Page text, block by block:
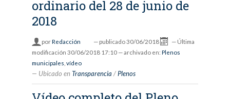
ordinario del 28 de junio de
2018
porRedacción — publicado30/06/2018 — Última
modificación 30/06/2018 17:10 — archivado en: Plenos
municipales vídeo
Ubicado en Transparencia /Plenos